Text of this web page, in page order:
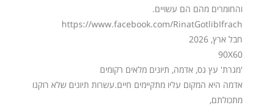
והחומרים מהם הם עשויים.
https://www.facebook.com/RinatGotlibIfrach
חבל ארץ, 2026
90X60
'מגרת' עץ גס, אדמה, תיונים מלאים רקומים
אדמה היא המקום עליו מתקיימים חיים.עשרות תיונים שלא רוקנו
מתכולתם,